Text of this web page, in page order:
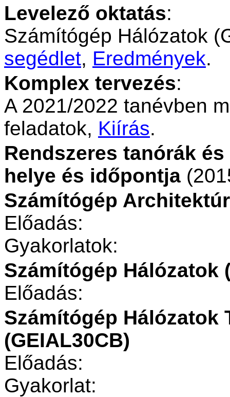
Levelező oktatás:
Számítógép Hálózatok
segédlet, Eredmények.
Komplex tervezés:
A 2021/2022 tanévben
feladatok, Kiírás.
Rendszeres tanórák
helye és időpontja
Számítógép
Előadás:
Gyakorlatok:
Számítógép Hálózatok
Előadás:
Számítógép Hálózatok
(GEIAL30CB)
Előadás:
Gyakorlat: